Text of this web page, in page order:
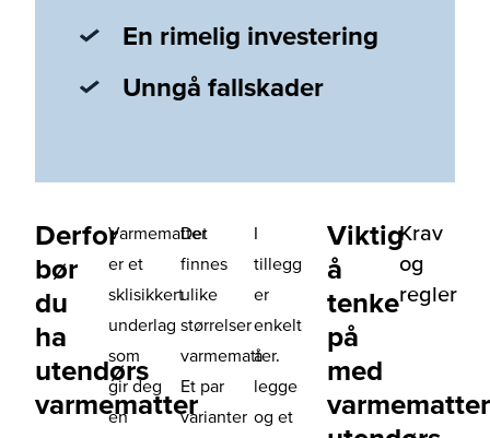
En rimelig investering
Unngå fallskader
Derfor
bør
du
ha
utendørs
varmematter
Varmematter
er et
sklisikkert
underlag
som
gir deg
en
Det
finnes
ulike
størrelser
varmematter.
Et par
varianter
I
tillegg
er
enkelt
å
legge
og et
Viktig
å
tenke
på
med
varmematter
Krav
og
regler